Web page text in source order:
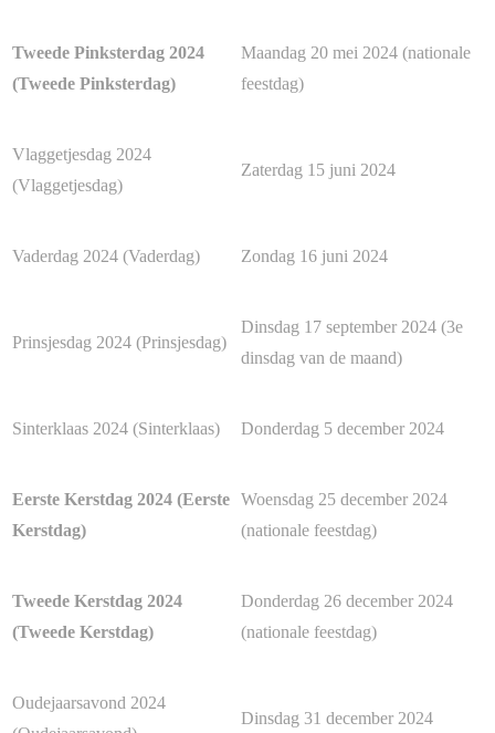
Tweede Pinksterdag 2024
(Tweede Pinksterdag)
Maandag 20 mei 2024 (nationale
feestdag)
Vlaggetjesdag 2024
(Vlaggetjesdag)
Zaterdag 15 juni 2024
Vaderdag 2024 (Vaderdag) Zondag 16 juni 2024
Prinsjesdag 2024 (Prinsjesdag)
Dinsdag 17 september 2024 (3e
dinsdag van de maand)
Sinterklaas 2024 (Sinterklaas) Donderdag 5 december 2024
Eerste Kerstdag 2024 (Eerste
Kerstdag)
Woensdag 25 december 2024
(nationale feestdag)
Tweede Kerstdag 2024
(Tweede Kerstdag)
Donderdag 26 december 2024
(nationale feestdag)
Oudejaarsavond 2024
Dinsdag 31 december 2024